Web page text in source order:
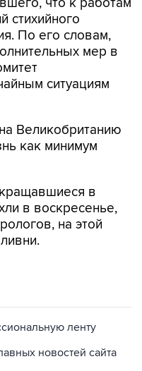
По его словам,
мер в
ситуациям
Великобританию
в
на этой
новостей сайта
в официальном